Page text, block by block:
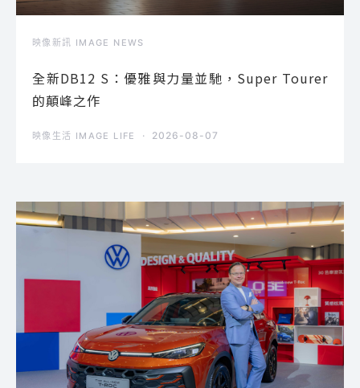
映像新訊 IMAGE NEWS
全新DB12 S：優雅與力量並馳，Super Tourer
的顛峰之作
映像生活 IMAGE LIFE 2026-08-07